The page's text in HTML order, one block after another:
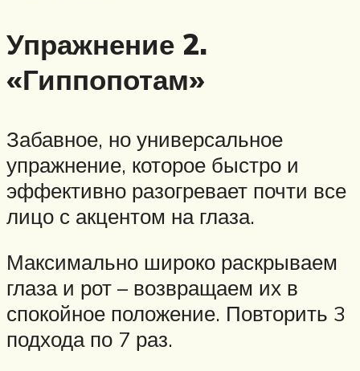
Упражнение 2.
«Гиппопотам»
Забавное, но универсальное
упражнение, которое быстро и
эффективно разогревает почти все
лицо с акцентом на глаза.
Максимально широко раскрываем
глаза и рот – возвращаем их в
спокойное положение. Повторить 3
подхода по 7 раз.